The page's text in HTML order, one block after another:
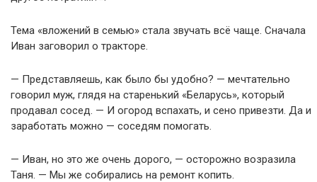
Тема «вложений в семью» стала звучать всё чаще. Сначала
Иван заговорил о тракторе.
— Представляешь, как было бы удобно? — мечтательно
говорил муж, глядя на старенький «Беларусь», который
продавал сосед. — И огород вспахать, и сено привезти. Да и
заработать можно — соседям помогать.
— Иван, но это же очень дорого, — осторожно возразила
Таня. — Мы же собирались на ремонт копить.